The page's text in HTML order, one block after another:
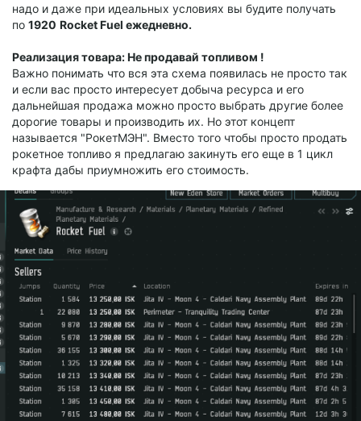
надо и даже при идеальных условиях вы будите получать
по 1920 Rocket Fuel ежедневно.
Реализация товара: Не продавай топливом !
Важно понимать что вся эта схема появилась не просто так
и если вас просто интересует добыча ресурса и его
дальнейшая продажа можно просто выбрать другие более
дорогие товары и производить их. Но этот концепт
называется "РокетМЭН". Вместо того чтобы просто продать
рокетное топливо я предлагаю закинуть его еще в 1 цикл
крафта дабы приумножить его стоимость.